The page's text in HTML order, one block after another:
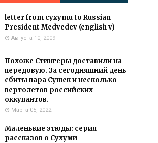
letter from cyxymu to Russian
President Medvedev (english v)
Августа 10, 2009
Похоже Стингеры доставили на
передовую. За сегодняшний день
сбиты пара Сушек и несколько
вертолетов российских
оккупантов.
Марта 05, 2022
Маленькие этюды: серия
рассказов о Сухуми